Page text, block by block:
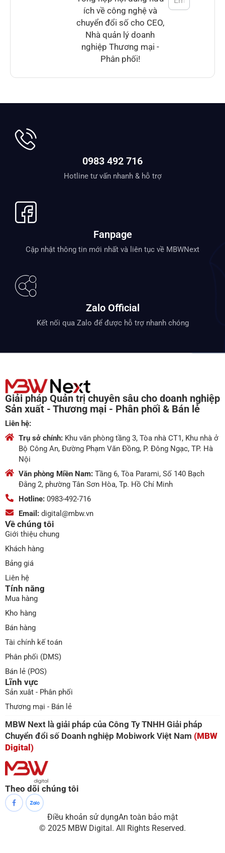
ích về công nghệ và
chuyển đổi số cho CEO,
Nhà quản lý doanh
nghiệp Thương mại -
Phân phối!
0983 492 716
Hotline tư vấn nhanh & hỗ trợ
Fanpage
Cập nhật thông tin mới nhất và liên tục về MBWNext
Zalo Official
Kết nối qua Zalo để được hỗ trợ nhanh chóng
Giải pháp Quản trị chuyên sâu cho doanh nghiệp
Sản xuất - Thương mại - Phân phối & Bán lẻ
Liên hệ:
Trụ sở chính: Khu văn phòng tầng 3, Tòa nhà CT1, Khu nhà ở
Bộ Công An, Đường Phạm Văn Đồng, P. Đông Ngạc, TP. Hà
Nội
Văn phòng Miền Nam: Tầng 6, Tòa Parami, Số 140 Bạch
Đằng 2, phường Tân Sơn Hòa, Tp. Hồ Chí Minh
Hotline: 0983-492-716
Email: digital@mbw.vn
Về chúng tôi
Giới thiệu chung
Khách hàng
Bảng giá
Liên hệ
Tính năng
Mua hàng
Kho hàng
Bán hàng
Tài chính kế toán
Phân phối (DMS)
Bán lẻ (POS)
Lĩnh vực
Sản xuât - Phân phối
Thương mại - Bán lẻ
MBW Next là giải pháp của Công Ty TNHH Giải pháp
Chuyển đổi số Doanh nghiệp Mobiwork Việt Nam (MBW
Digital)
Theo dõi chúng tôi
© 2025 MBW Digital. All Rights Reserved.
Điều khoản sử dụngAn toàn bảo mật